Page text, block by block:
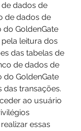
dados de
de dados de
GoldenGate
leitura dos
das tabelas de
de dados de
do GoldenGate
das transações.
ao usuário
essas